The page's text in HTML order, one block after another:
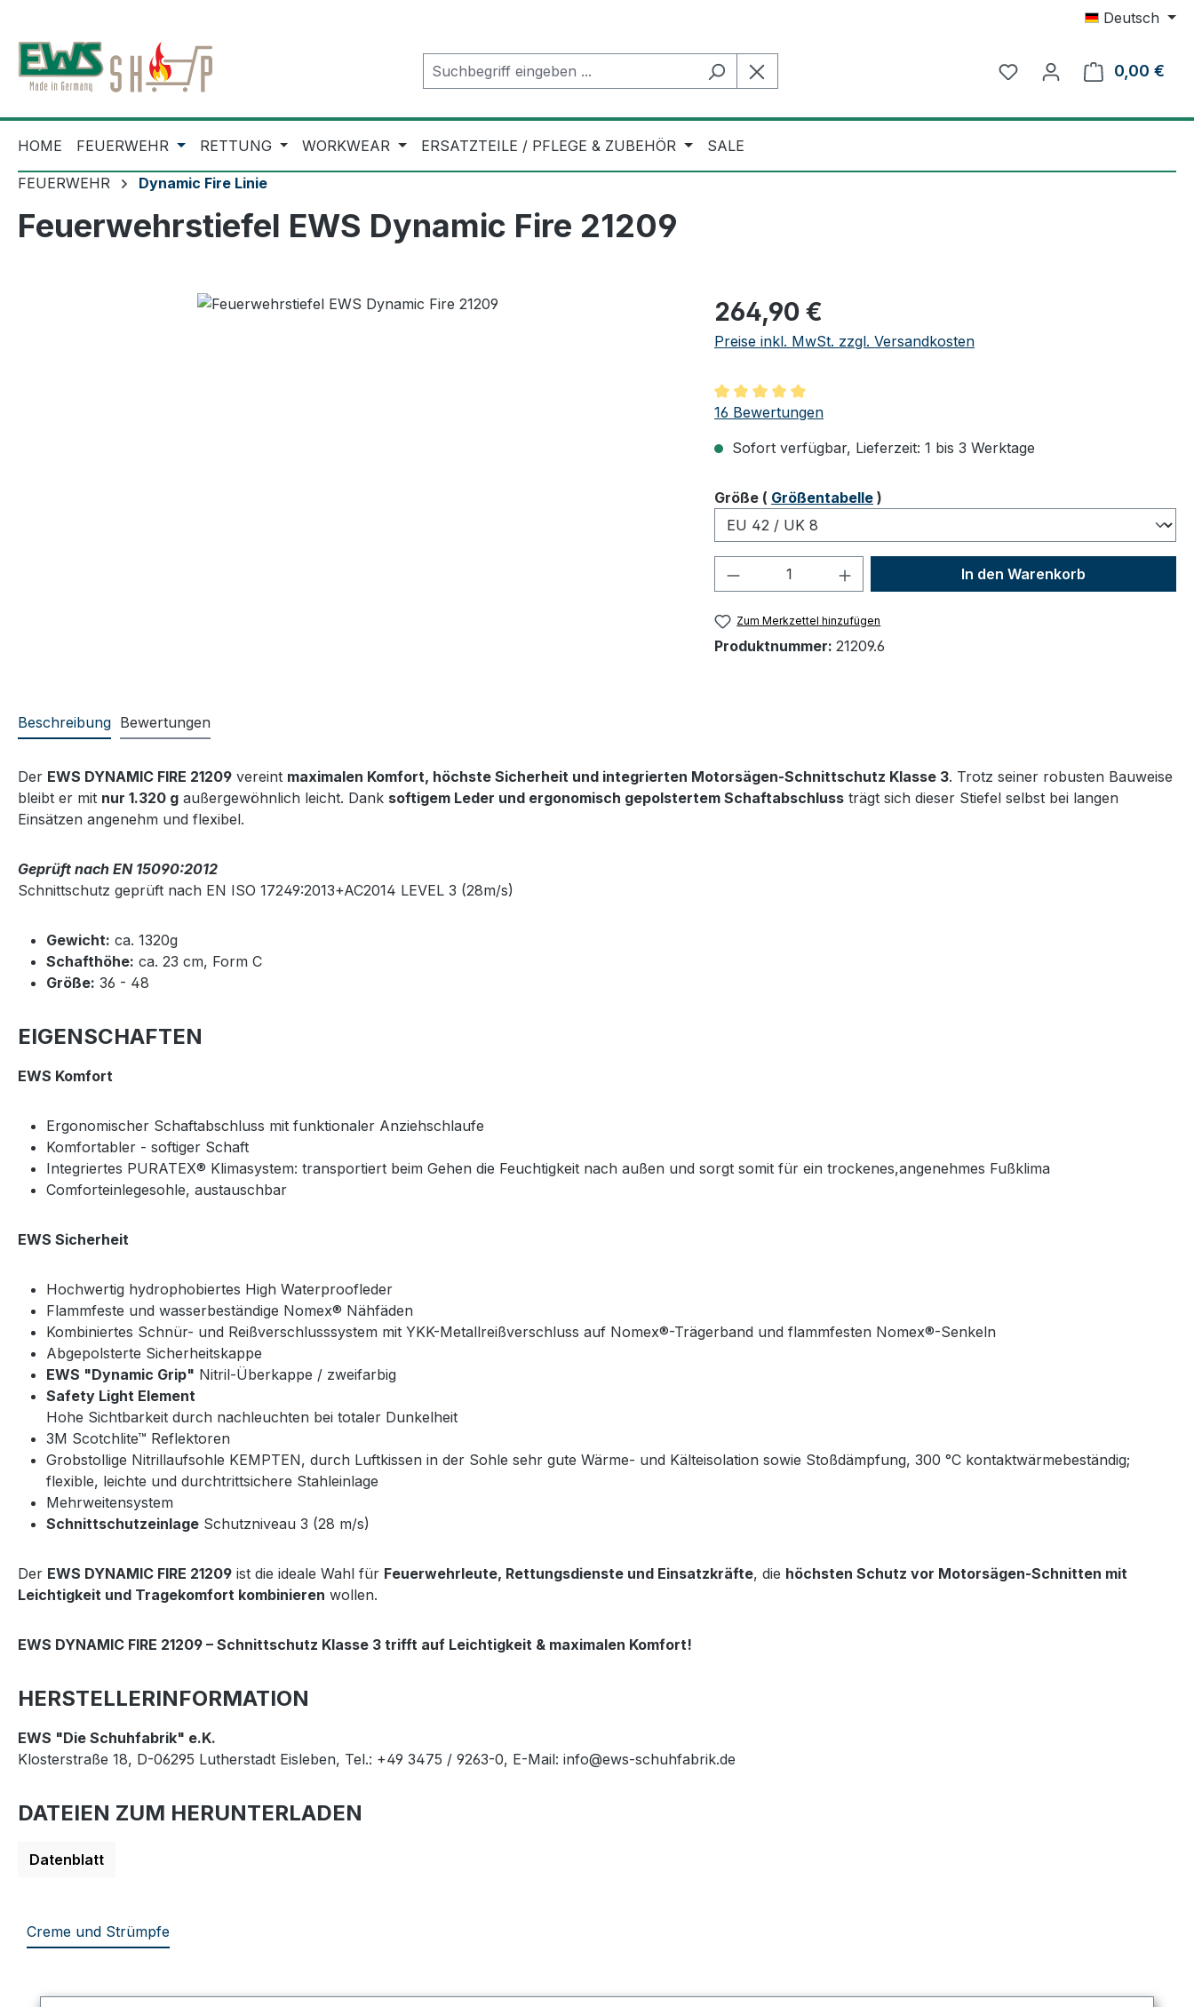
Deutsch
0,00 €
HOME FEUERWEHR RETTUNG WORKWEAR ERSATZTEILE / PFLEGE & ZUBEHÖR SALE
FEUERWEHR Dynamic Fire Linie
Feuerwehrstiefel EWS Dynamic Fire 21209
Regulärer Preis:
264,90 €
Preise inkl. MwSt. zzgl. Versandkosten
Durchschnittliche Bewertung von 5 von 5 Sternen
16 Bewertungen
Sofort verfügbar, Lieferzeit: 1 bis 3 Werktage
Größeauswählen
( Größentabelle )
Produkt Anzahl: Gib den gewünschten Wert
In den Warenkorb
Zum Merkzettel hinzufügen
Produktnummer: 21209.6
Beschreibung Bewertungen
Der EWS DYNAMIC FIRE 21209 vereint maximalen Komfort, höchste Sicherheit und integrierten Motorsägen-Schnittschutz Klasse 3. Trotz seiner robusten Bauweise
bleibt er mit nur 1.320 g außergewöhnlich leicht. Dank softigem Leder und ergonomisch gepolstertem Schaftabschluss trägt sich dieser Stiefel selbst bei langen
Einsätzen angenehm und flexibel.
Geprüft nach EN 15090:2012
Schnittschutz geprüft nach EN ISO 17249:2013+AC2014 LEVEL 3 (28m/s)
Gewicht: ca. 1320g
Schafthöhe: ca. 23 cm, Form C
Größe: 36 - 48
EIGENSCHAFTEN
EWS Komfort
Ergonomischer Schaftabschluss mit funktionaler Anziehschlaufe
Komfortabler - softiger Schaft
Integriertes PURATEX® Klimasystem: transportiert beim Gehen die Feuchtigkeit nach außen und sorgt somit für ein trockenes,angenehmes Fußklima
Comforteinlegesohle, austauschbar
EWS Sicherheit
Hochwertig hydrophobiertes High Waterproofleder
Flammfeste und wasserbeständige Nomex® Nähfäden
Kombiniertes Schnür- und Reißverschlusssystem mit YKK-Metallreißverschluss auf Nomex®-Trägerband und flammfesten Nomex®-Senkeln
Abgepolsterte Sicherheitskappe
EWS "Dynamic Grip" Nitril-Überkappe / zweifarbig
Safety Light Element
Hohe Sichtbarkeit durch nachleuchten bei totaler Dunkelheit
3M Scotchlite™ Reflektoren
Grobstollige Nitrillaufsohle KEMPTEN, durch Luftkissen in der Sohle sehr gute Wärme- und Kälteisolation sowie Stoßdämpfung, 300 °C kontaktwärmebeständig;
flexible, leichte und durchtrittsichere Stahleinlage
Mehrweitensystem
Schnittschutzeinlage Schutzniveau 3 (28 m/s)
Der EWS DYNAMIC FIRE 21209 ist die ideale Wahl für Feuerwehrleute, Rettungsdienste und Einsatzkräfte, die höchsten Schutz vor Motorsägen-Schnitten mit
Leichtigkeit und Tragekomfort kombinieren wollen.
EWS DYNAMIC FIRE 21209 – Schnittschutz Klasse 3 trifft auf Leichtigkeit & maximalen Komfort!
HERSTELLERINFORMATION
EWS "Die Schuhfabrik" e.K.
Klosterstraße 18, D-06295 Lutherstadt Eisleben, Tel.: +49 3475 / 9263-0, E-Mail: info@ews-schuhfabrik.de
DATEIEN ZUM HERUNTERLADEN
Datenblatt
Creme und Strümpfe